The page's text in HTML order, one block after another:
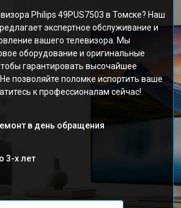
Philips 49PUS7503 в Томске? Наш
экспертное обслуживание и
вашего телевизора. Мы
оборудование и оригинальные
гарантировать высочайшее
позволяйте поломке испортить ваше
к профессионалам сейчас!
в день обращения
3-х лет